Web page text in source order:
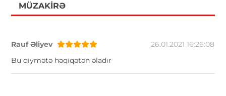
MÜZAKIRƏ
Rauf Əliyev
26.01.2021 16:26:08
Bu qiymətə həqiqətən əladır